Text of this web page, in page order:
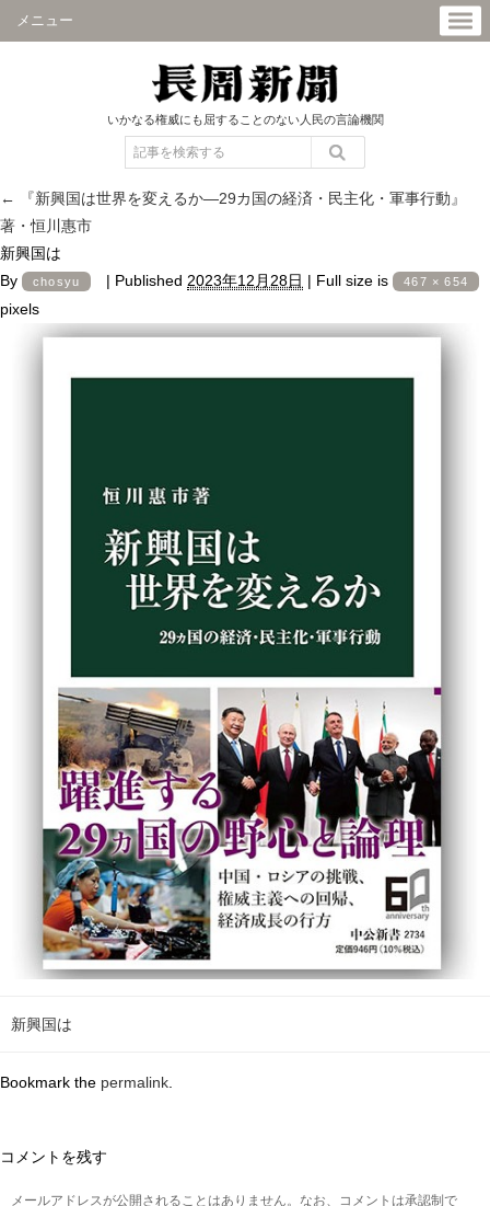
メニュー
いかなる権威にも屈することのない人民の言論機関
←
『新興国は世界を変えるか―29カ国の経済・民主化・軍事行動』
著・恒川惠市
新興国は
By
chosyu | Published 2023年12月28日 | Full size is 467 × 654
pixels
新興国は
Bookmark the permalink
コメントを残す
メールアドレスが公開されることはありません。なお、コメントは承認制で